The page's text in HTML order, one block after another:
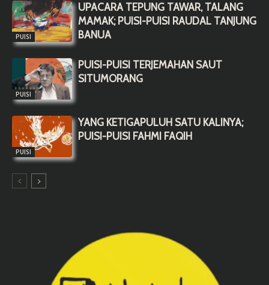
PUISI
UPACARA TEPUNG TAWAR, TALANG
MAMAK; PUISI-PUISI RAUDAL TANJUNG
BANUA
PUISI
PUISI-PUISI TERJEMAHAN SAUT
SITUMORANG
PUISI
YANG KETIGAPULUH SATU KALINYA;
PUISI-PUISI FAHMI FAQIH